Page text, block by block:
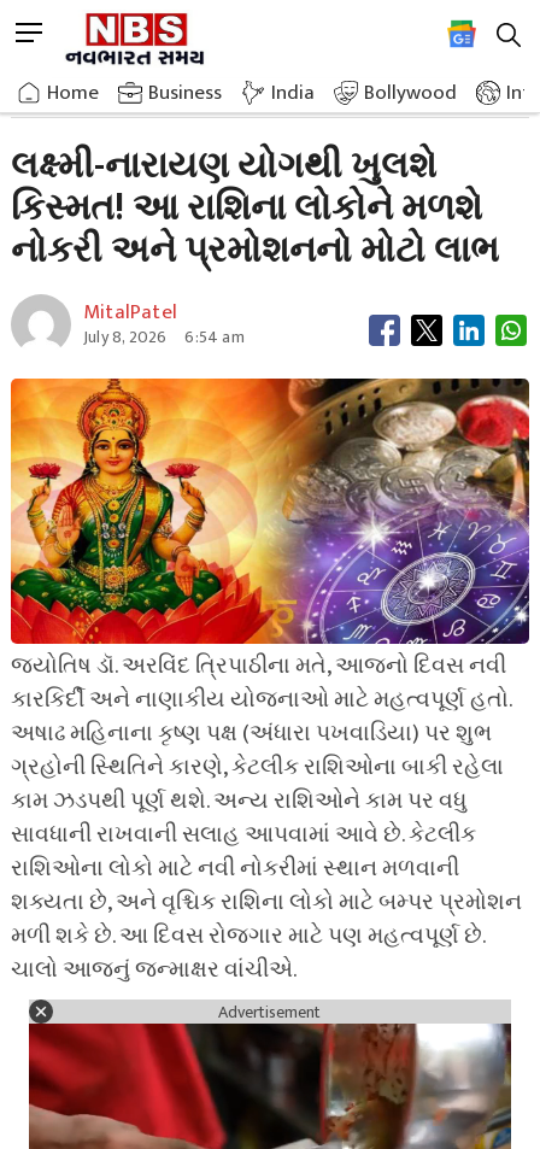
to
content
M
n
u
u
t
t
o
Home Business India Bollywood
Home»Breaking News»Luck Will Open With Lakshmi Narayan Yoga
લક્ષ્મી-નારાયણ યોગથી ખુલશે
કિસ્મત! આ રાશિના લોકોને મળશે
નોકરી અને પ્રમોશનનો મોટો લાભ
MitalPatel
July 8, 2026 6:54 am
જ્યોતિષ ડૉ. અરવિંદ ત્રિપાઠીના મતે, આજનો દિવસ નવી
કારકિર્દી અને નાણાકીય યોજનાઓ માટે મહત્વપૂર્ણ હતો.
અષાઢ મહિનાના કૃષ્ણ પક્ષ (અંધારા પખવાડિયા) પર શુભ
ગ્રહોની સ્થિતિને કારણે, કેટલીક રાશિઓના બાકી રહેલા
કામ ઝડપથી પૂર્ણ થશે. અન્ય રાશિઓને કામ પર વધુ
સાવધાની રાખવાની સલાહ આપવામાં આવે છે. કેટલીક
રાશિઓના લોકો માટે નવી નોકરીમાં સ્થાન મળવાની
શક્યતા છે, અને વૃશ્ચિક રાશિના લોકો માટે બમ્પર પ્રમોશન
મળી શકે છે. આ દિવસ રોજગાર માટે પણ મહત્વપૂર્ણ છે.
ચાલો આજનું જન્માક્ષર વાંચીએ.
Advertisement